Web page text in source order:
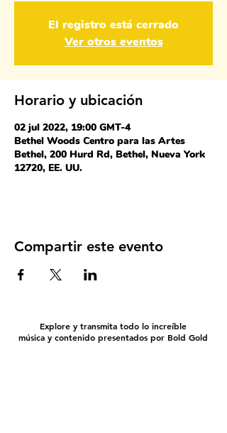
El registro está cerrado
Ver otros eventos
Horario y ubicación
02 jul 2022, 19:00 GMT-4
Bethel Woods Centro para las Artes
Bethel, 200 Hurd Rd, Bethel, Nueva York
12720, EE. UU.
Compartir este evento
Explore y transmita todo lo increíble
música y contenido presentados por Bold Gold